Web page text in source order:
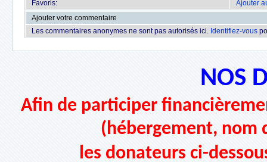
Favoris:
Ajouter
Ajouter votre commentaire
Les commentaires anonymes ne sont pas autorisés ici. Identifiez-vous
NOS
Afin de participer
(hébergement,
les donateurs ci-